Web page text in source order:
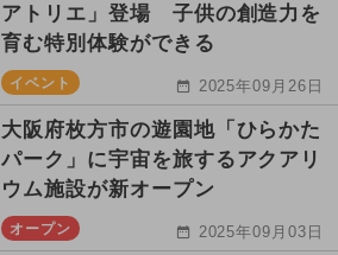
アトリエ」登場 子供の創造力を
育む特別体験ができる
イベント 2025年09月26日
大阪府枚方市の遊園地「ひらかた
パーク」に宇宙を旅するアクアリ
ウム施設が新オープン
オープン 2025年09月03日